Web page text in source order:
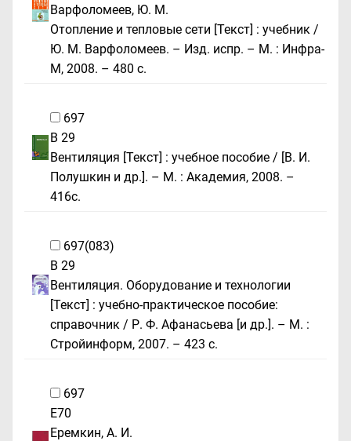
Варфоломеев, Ю. М.
Отопление и тепловые сети [Текст] : учебник /
Ю. М. Варфоломеев. – Изд. испр. – М. : Инфра-
М, 2008. – 480 с.
697
В 29
Вентиляция [Текст] : учебное пособие / [В. И.
Полушкин и др.]. – М. : Академия, 2008. –
416с.
697(083)
В 29
Вентиляция. Оборудование и технологии
[Текст] : учебно-практическое пособие:
справочник / Р. Ф. Афанасьева [и др.]. – М. :
Стройинформ, 2007. – 423 с.
697
Е70
Еремкин, А. И.